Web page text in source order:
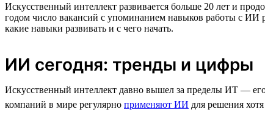
Искусственный интеллект развивается больше 20 лет и
годом число вакансий с упоминанием навыков работы с ИИ
какие навыки развивать и с чего начать.
ИИ сегодня: тренды и цифры
Искусственный интеллект давно вышел за пределы ИТ — его
компаний в мире регулярно применяют ИИ для решения